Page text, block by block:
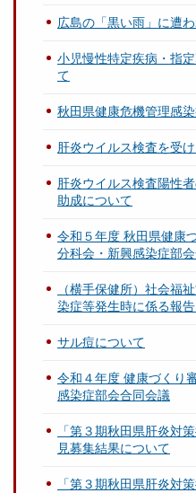
広島の「黒い雨」に遭
小児慢性特定疾病・指
て
秋田県健康危機管理感
肝炎ウイルス検査を受
肝炎ウイルス検査陽性
助成について
令和５年度 秋田県健康
分科会・新興感染症部
（横手保健所）社会福
染症等発生時に係る報
サル痘について
令和４年度 健康づくり
感染症部会合同会議
「第３期秋田県肝炎対
見募集結果について
「第３期秋田県肝炎対